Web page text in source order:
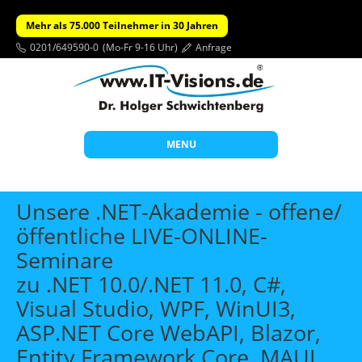
Mehr als 75.000 Teilnehmer in 30 Jahren
0201/649590-0 (Mo-Fr 9-16 Uhr) Anfrage
MENU
Start
Themen
Individuelle Schulungen
Offene Seminare
Wissen
Unsere .NET-Akademie - offene/
öffentliche LIVE-ONLINE-
Seminare
zu .NET 10.0/.NET 11.0, C#,
Visual Studio, WPF, WinUI3,
ASP.NET Core WebAPI, Blazor,